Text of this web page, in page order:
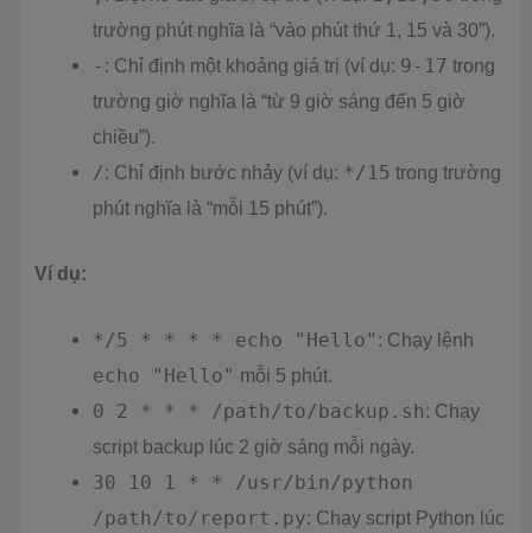
trường phút nghĩa là “vào phút thứ 1, 15 và 30”).
- : Chỉ định một khoảng giá trị (ví dụ: 9-17 trong
trường giờ nghĩa là “từ 9 giờ sáng đến 5 giờ
chiều”).
/: Chỉ định bước nhảy (ví dụ: */15 trong trường
phút nghĩa là “mỗi 15 phút”).
Ví dụ:
*/5 * * * * echo "Hello" : Chạy lệnh
echo "Hello" mỗi 5 phút.
0 2 * * * /path/to/backup.sh: Chạy
script backup lúc 2 giờ sáng mỗi ngày.
30 10 1 * * /usr/bin/python
/path/to/report.py: Chạy script Python lúc